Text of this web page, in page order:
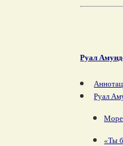
Руал
Руал
Море
«Ты